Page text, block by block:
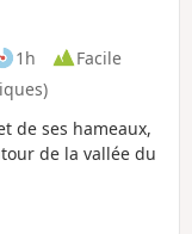
1h
Facile
de ses hameaux,
de la vallée du